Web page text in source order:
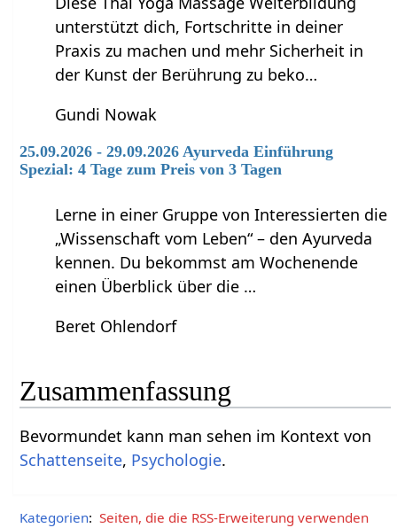
unterstützt dich, Fortschritte in deiner
Praxis zu machen und mehr Sicherheit in
der Kunst der Berührung zu beko…
Gundi Nowak
25.09.2026 - 29.09.2026 Ayurveda Einführung
Spezial: 4 Tage zum Preis von 3 Tagen
Lerne in einer Gruppe von Interessierten die
„Wissenschaft vom Leben“ – den Ayurveda
kennen. Du bekommst am Wochenende
einen Überblick über die …
Beret Ohlendorf
Zusammenfassung
Bevormundet‏‎ kann man sehen im Kontext von
Schattenseite, Psychologie.
Kategorien: Seiten, die die RSS-Erweiterung verwenden